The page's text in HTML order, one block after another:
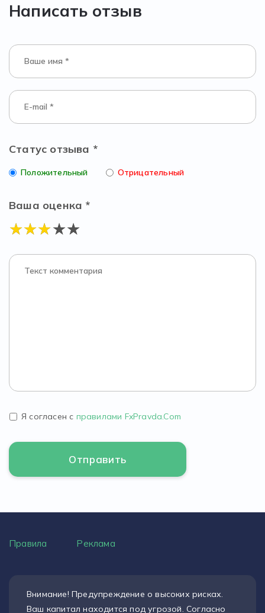
Написать отзыв
Статус отзыва *
Положительный Отрицательный
Ваша оценка *
Я согласен с правилами FxPravda.Com
Правила Реклама
Внимание! Предупреждение о высоких рисках.
Ваш капитал находится под угрозой. Согласно